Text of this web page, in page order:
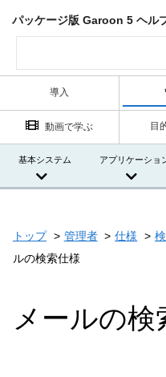
パッケージ版 Garoon 5 ヘル
導入
動画で学ぶ 目
基本システム アプリケーショ
トップ 管理者 仕様
ルの検索仕様
メールの検